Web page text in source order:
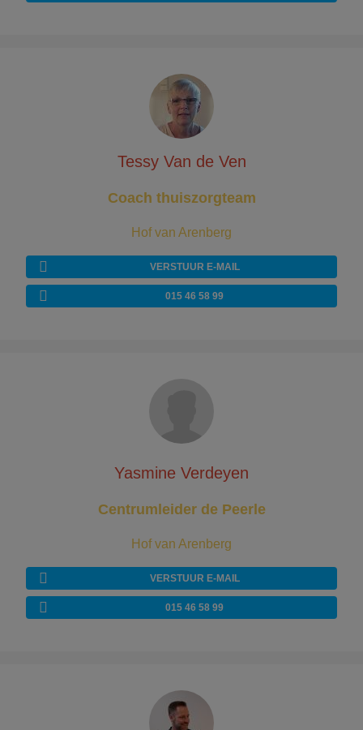
Tessy Van de Ven
Coach thuiszorgteam
Hof van Arenberg
VERSTUUR E-MAIL
015 46 58 99
Yasmine Verdeyen
Centrumleider de Peerle
Hof van Arenberg
VERSTUUR E-MAIL
015 46 58 99